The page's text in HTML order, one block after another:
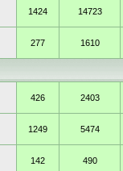
1424 14723
277 1610
426 2403
1249 5474
142 490